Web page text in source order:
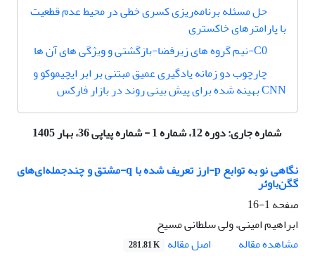
حل مسئله برنامه‌ریزی کسری خطی در محیط عدم قطعیت
با پارامترهای خاکستری
C0-نیم گروه های زیرفضا-بازگشتی و ویژگی های آن ها
چارچوب دو زمانه یادگیری عمیق مبتنی بر ابر ایچیموکو و
CNN بهینه شده برای پیش بینی روند در بازار فارکس
شماره جاری:دوره 12، شماره 1 - شماره پیاپی 36، بهار 1405
نگاهی نو به توابع p-ارز تعریف شده با q-مشتق و چندجمله‌ای‌های
گگن‌باوئر
صفحه1-16
ابراهیم امینی، ولی سلطانی مسیح
مشاهده مقاله
اصل مقاله 281.81 K